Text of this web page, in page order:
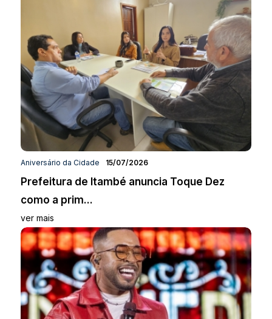
Aniversário da Cidade 15/07/2026
Prefeitura de Itambé anuncia Toque Dez
como a prim...
ver mais